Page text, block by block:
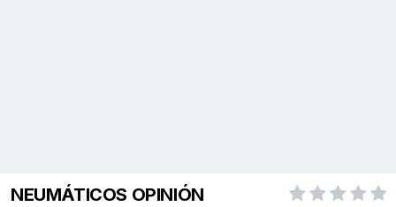
NEUMÁTICOS OPINIÓN